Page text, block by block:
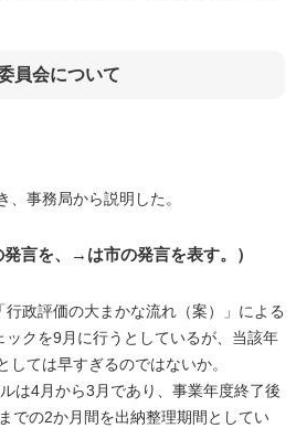
員会について
、事務局から説明した。
言を、→は市の発言を表す。）
政評価の大まかな流れ（案）」による
ックを9月に行うとしているが、当該年
しては早すぎるのではないか。
4月から3月であり、事業年度終了後
での2か月間を出納整理期間としてい